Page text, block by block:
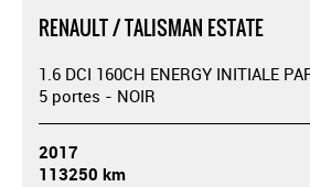
RENAULT / TALISMAN ESTATE
1.6 DCI 160CH ENERGY INITIALE
5 portes - NOIR
2017
113250 km